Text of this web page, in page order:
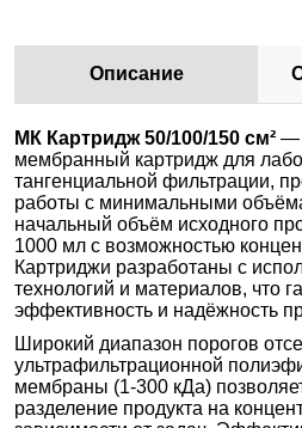
Описание
МК Картридж 50/100/150 см² —
мембранный картридж для
тангенциальной фильтрации,
работы с минимальными
начальный объём исходного
1000 мл с возможностью
Картриджи разработаны с
технологий и материалов, что
эффективность и надёжность
Широкий диапазон порогов
ультрафильтрационной
мембраны (1-300 кДа)
разделение продукта на